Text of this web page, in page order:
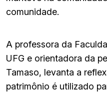
comunidade.
A professora da
UFG e orientadora da
Tamaso, levanta a
patrimônio é utilizado